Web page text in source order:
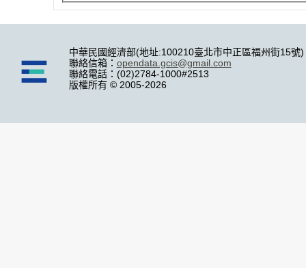
中華民國經濟部(地址:100210臺北市中正區福州街15號)
聯絡信箱： opendata.gcis@gmail.com
聯絡電話：(02)2784-1000#2513
版權所有 © 2005-2026